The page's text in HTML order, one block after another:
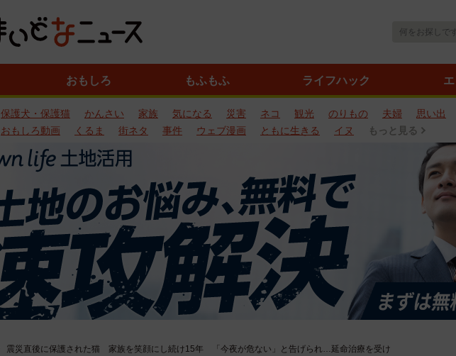
おもしろ もふもふ ライフハック
保護犬・保護猫 かんさい 家族 気になる 災害 ネコ 観光 のりもの 夫婦 思い出
おもしろ動画
くるま 街ネタ 事件 ウェブ漫画 ともに生きる イヌ もっと見る
震災直後に保護された猫 家族を笑顔にし続け15年 「今夜が危ない」と告げられ…延命治療を受け